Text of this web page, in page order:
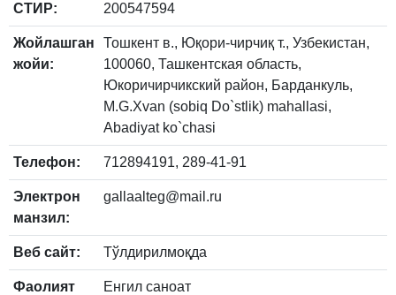
СТИР: 200547594
Жойлашган
жойи:
Тошкент в., Юқори-чирчиқ т., Узбекистан,
100060, Ташкентская область,
Юкоричирчикский район, Барданкуль,
M.G.Xvan (sobiq Do`stlik) mahallasi,
Abadiyat ko`chasi
Телефон: 712894191, 289-41-91
Электрон
манзил:
gallaalteg@mail.ru
Веб сайт: Тўлдирилмоқда
Фаолият
Енгил саноат